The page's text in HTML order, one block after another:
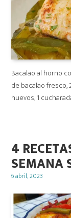
Bacalao al horno
de bacalao fresco,
huevos, 1
4
SEMANA
Posted
6 abril, 2023